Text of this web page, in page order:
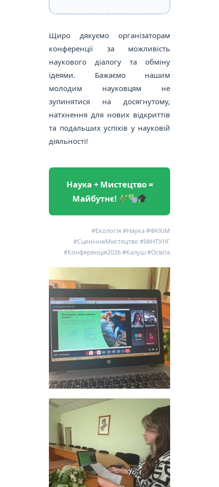
Щиро дякуємо організаторам
конференції за можливість
наукового діалогу та обміну
ідеями. Бажаємо нашим
молодим науковцям не
зупинятися на досягнутому,
натхнення для нових відкриттів
та подальших успіхів у науковій
діяльності!
Наука + Мистецтво =
Майбутнє!
#Екологія #Наука #ФККіМ
#СценічнеМистецтво #ІФНТУНГ
#Конференція2026 #Калуш #Освіта